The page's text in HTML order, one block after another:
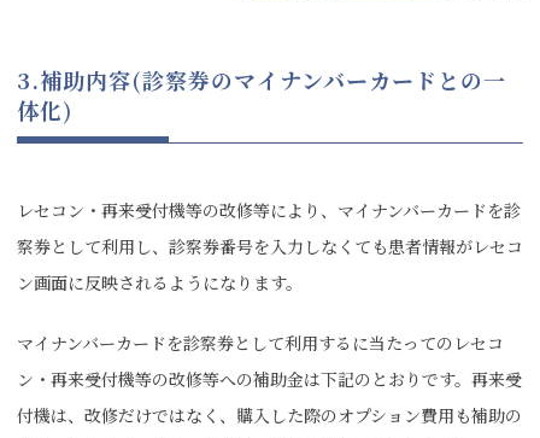
3.補助内容(診察券のマイナンバーカードとの一
体化)
レセコン・再来受付機等の改修等により、マイナンバーカードを診
察券として利用し、診察券番号を入力しなくても患者情報がレセコ
ン画面に反映されるようになります。
マイナンバーカードを診察券として利用するに当たってのレセコ
ン・再来受付機等の改修等への補助金は下記のとおりです。再来受
付機は、改修だけではなく、購入した際のオプション費用も補助の